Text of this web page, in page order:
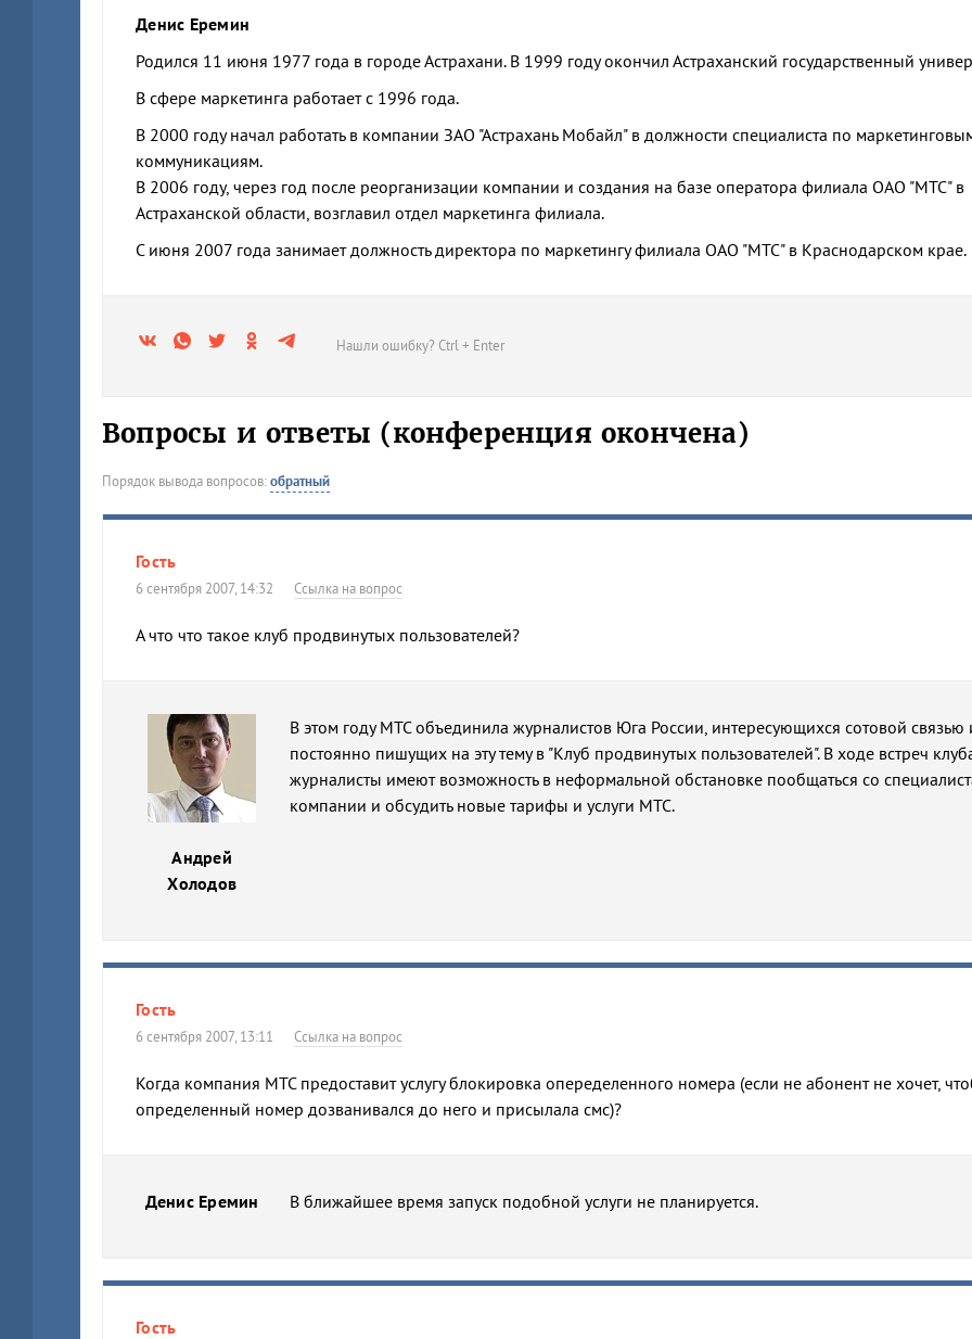
Денис Еремин
Родился 11 июня 1977 года в городе Астрахани. В 1999 году окончил Астраханский государственный
В сфере маркетинга работает с 1996 года.
В 2000 году начал работать в компании ЗАО "Астрахань Мобайл" в должности специалиста по
коммуникациям.
В 2006 году, через год после реорганизации компании и создания на базе оператора филиала ОАО "МТС" в
Астраханской области, возглавил отдел маркетинга филиала.
С июня 2007 года занимает должность директора по маркетингу филиала ОАО "МТС" в Краснодарском крае.
Нашли ошибку? Ctrl + Enter
Вопросы и ответы (конференция окончена)
Порядок вывода вопросов:обратный
Гость
6 сентября 2007, 14:32 Ссылка на вопрос
А что что такое клуб продвинутых пользователей?
Андрей
Холодов
В этом году МТС объединила журналистов Юга России, интересующихся сотовой связью
постоянно пишущих на эту тему в "Клуб продвинутых пользователей". В ходе встреч
журналисты имеют возможность в неформальной обстановке пообщаться со
компании и обсудить новые тарифы и услуги МТС.
Гость
6 сентября 2007, 13:11 Ссылка на вопрос
Когда компания МТС предоставит услугу блокировка опеределенного номера (если не абонент не хочет,
определенный номер дозванивался до него и присылала смс)?
Денис Еремин В ближайшее время запуск подобной услуги не планируется.
Гость